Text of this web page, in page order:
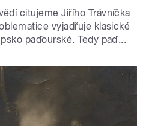
citujeme Jiřího Trávníčka
vyjadřuje klasické
paďourské. Tedy paď...